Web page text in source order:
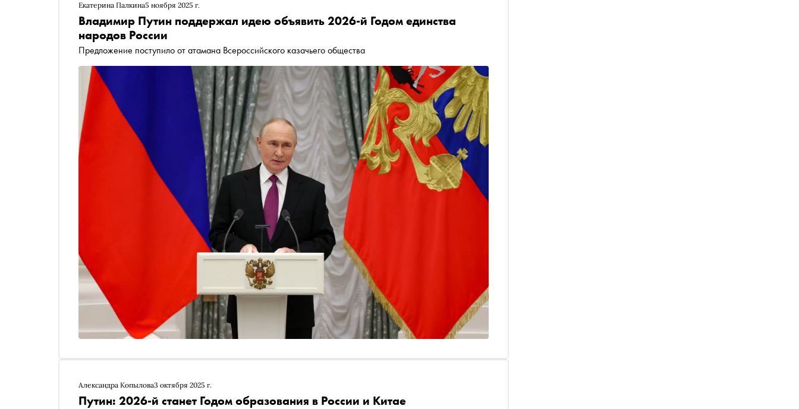
Екатерина Палкина5 ноября 2025 г.
Владимир Путин поддержал идею объявить 2026-й Годом единства
народов России
Предложение поступило от атамана Всероссийского казачьего общества
Александра Копылова3 октября 2025 г.
Путин: 2026-й станет Годом образования в России и Китае